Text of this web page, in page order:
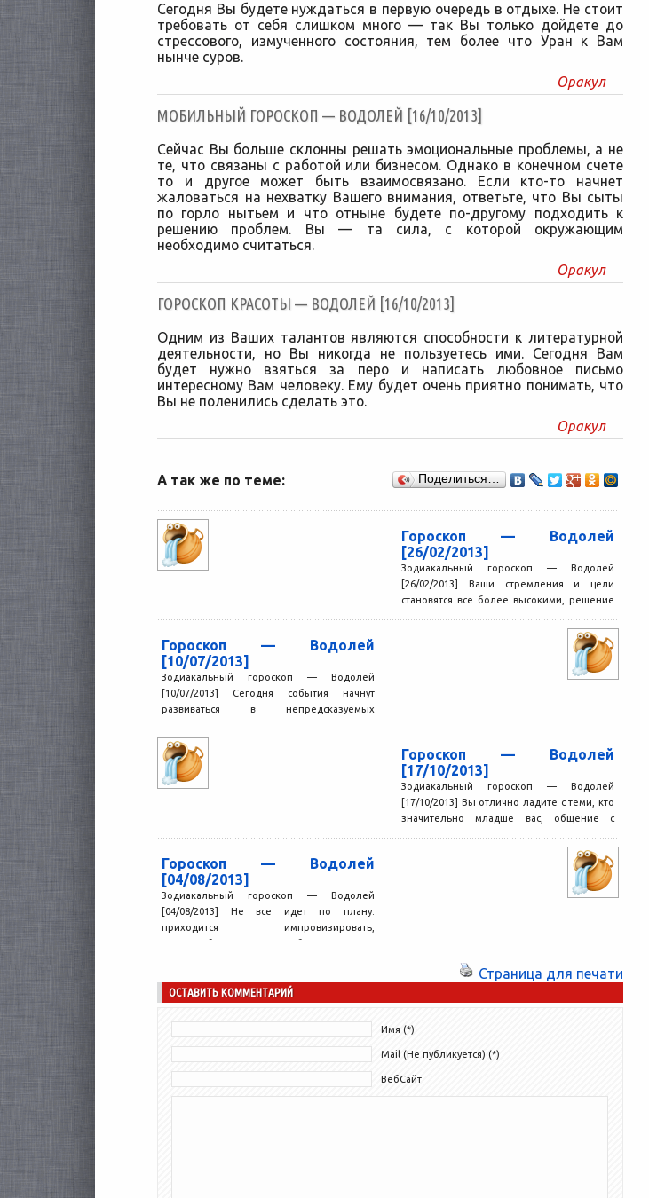
Сегодня Вы будете нуждаться в первую очередь в отдыхе. Не стоит
требовать от себя слишком много — так Вы только дойдете до
стрессового, измученного состояния, тем более что Уран к Вам
нынче суров.
Оракул
МОБИЛЬНЫЙ ГОРОСКОП — ВОДОЛЕЙ [16/10/2013]
Сейчас Вы больше склонны решать эмоциональные проблемы, а не
те, что связаны с работой или бизнесом. Однако в конечном счете
то и другое может быть взаимосвязано. Если кто-то начнет
жаловаться на нехватку Вашего внимания, ответьте, что Вы сыты
по горло нытьем и что отныне будете по-другому подходить к
решению проблем. Вы — та сила, с которой окружающим
необходимо считаться.
Оракул
ГОРОСКОП КРАСОТЫ — ВОДОЛЕЙ [16/10/2013]
Одним из Ваших талантов являются способности к литературной
деятельности, но Вы никогда не пользуетесь ими. Сегодня Вам
будет нужно взяться за перо и написать любовное письмо
интересному Вам человеку. Ему будет очень приятно понимать, что
Вы не поленились сделать это.
Оракул
А так же по теме: Поделиться…
Гороскоп — Водолей
[26/02/2013]
Зодиакальный гороскоп — Водолей
[26/02/2013] Ваши стремления и цели
становятся все более высокими, решение
Гороскоп — Водолей
[10/07/2013]
Зодиакальный гороскоп — Водолей
[10/07/2013] Сегодня события начнут
развиваться в непредсказуемых
должно случиться в следующий...
Гороскоп — Водолей
[17/10/2013]
Зодиакальный гороскоп — Водолей
[17/10/2013] Вы отлично ладите с теми, кто
значительно младше вас, общение с
Гороскоп — Водолей
[04/08/2013]
Зодиакальный гороскоп — Водолей
[04/08/2013] Не все идет по плану:
приходится импровизировать,
приспосабливаться к обстоятельствам.
Страница для печати
ОСТАВИТЬ КОММЕНТАРИЙ
Имя (*)
Mail (Не публикуется) (*)
ВебСайт